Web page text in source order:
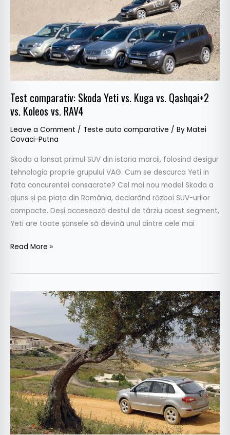
Test comparativ: Skoda Yeti vs. Kuga vs. Qashqai+2
vs. Koleos vs. RAV4
Leave a Comment / Teste auto comparative / By Matei
Covaci-Putna
Skoda a lansat primul SUV din istoria marcii, folosind desigur
tehnologia proprie grupului VAG. Cum se descurca Yeti in
fata concurentei consacrate? Cel mai nou model Skoda a
ajuns și pe piața din România, declarând război SUV-urilor
compacte. Deși accesează destul de târziu acest segment,
Yeti are toate șansele să devină unul dintre cele mai
Qashqai+2
vs.
Koleos
vs.
RAV4
Read More »
Koleos
–
Propunere
de
SUV